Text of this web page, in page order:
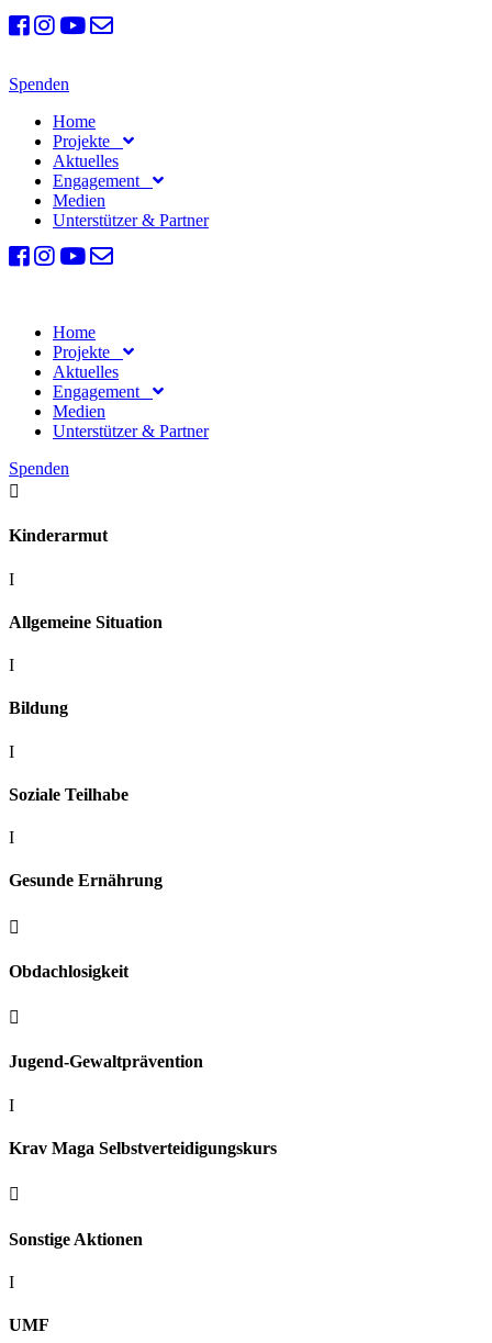
Spenden
Home
Projekte
Aktuelles
Engagement
Medien
Unterstützer & Partner
Home
Projekte
Aktuelles
Engagement
Medien
Unterstützer & Partner
Spenden

Kinderarmut
I
Allgemeine Situation
I
Bildung
I
Soziale Teilhabe
I
Gesunde Ernährung

Obdachlosigkeit

Jugend-Gewaltprävention
I
Krav Maga Selbstverteidigungskurs

Sonstige Aktionen
I
UMF